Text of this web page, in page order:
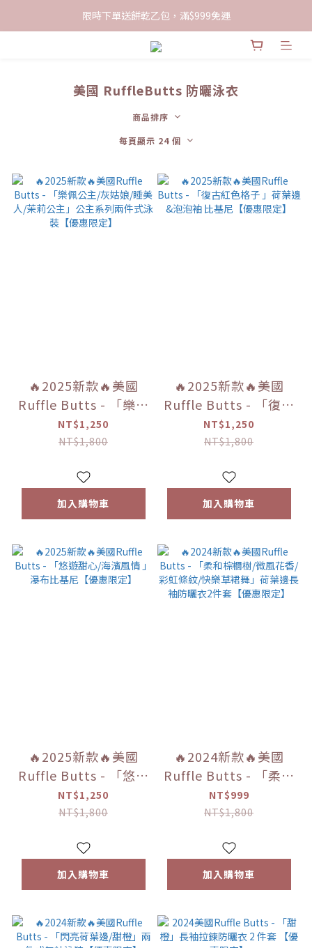
限時下單送餅乾乙包，滿$999免運
限時下單送餅乾乙包，滿$999免運
加入會員領100現折購物金
美國 RuffleButts 防曬泳衣
商品排序
每頁顯示 24 個
🔥2025新款🔥美國
Ruffle Butts - 「樂佩
公主/灰姑娘/睡美人/
茉莉公主」公主系列兩
NT$1,250
NT$1,800
加入購物車
🔥2025新款🔥美國
Ruffle Butts - 「復古
紅色格子 」荷葉邊&泡
泡袖 比基尼【優惠限
NT$1,250
NT$1,800
加入購物車
🔥2025新款🔥美國
Ruffle Butts - 「悠遊
甜心/海濱風情 」瀑布
比基尼【優惠限定】
NT$1,250
NT$1,800
加入購物車
🔥2024新款🔥美國
Ruffle Butts - 「柔和
棕櫚樹/微風花香/彩虹
條紋/快樂草裙舞」荷
【優惠限定】
NT$999
NT$1,800
加入購物車